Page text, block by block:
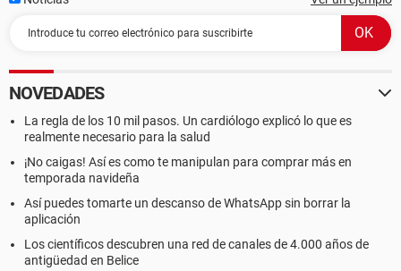
NOVEDADES
La regla de los 10 mil pasos. Un cardiólogo explicó lo que es
realmente necesario para la salud
¡No caigas! Así es como te manipulan para comprar más en
temporada navideña
Así puedes tomarte un descanso de WhatsApp sin borrar la
aplicación
Los científicos descubren una red de canales de 4.000 años de
antigüedad en Belice